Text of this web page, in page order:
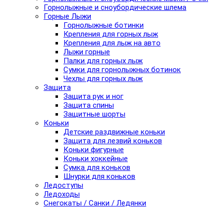
Горнолыжные и сноубордические шлема
Горные Лыжи
Горнолыжные ботинки
Крепления для горных лыж
Крепления для лыж на авто
Лыжи горные
Палки для горных лыж
Сумки для горнолыжных ботинок
Чехлы для горных лыж
Защита
Защита рук и ног
Защита спины
Защитные шорты
Коньки
Детские раздвижные коньки
Защита для лезвий коньков
Коньки фигурные
Коньки хоккейные
Сумка для коньков
Шнурки для коньков
Ледоступы
Ледоходы
Снегокаты / Санки / Ледянки